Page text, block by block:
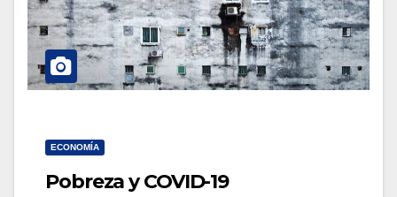
ECONOMÍA
Pobreza y COVID-19